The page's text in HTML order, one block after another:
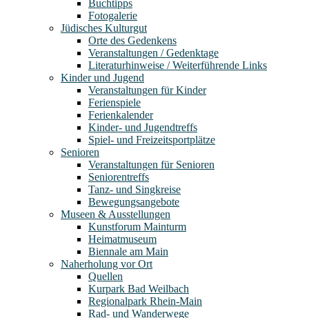
Buchtipps
Fotogalerie
Jüdisches Kulturgut
Orte des Gedenkens
Veranstaltungen / Gedenktage
Literaturhinweise / Weiterführende Links
Kinder und Jugend
Veranstaltungen für Kinder
Ferienspiele
Ferienkalender
Kinder- und Jugendtreffs
Spiel- und Freizeitsportplätze
Senioren
Veranstaltungen für Senioren
Seniorentreffs
Tanz- und Singkreise
Bewegungsangebote
Museen & Ausstellungen
Kunstforum Mainturm
Heimatmuseum
Biennale am Main
Naherholung vor Ort
Quellen
Kurpark Bad Weilbach
Regionalpark Rhein-Main
Rad- und Wanderwege